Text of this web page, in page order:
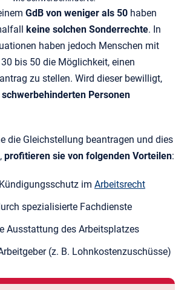
GdB von weniger als 50 haben
keine solchen Sonderrechte. In
haben jedoch Menschen mit
bis 50 die Möglichkeit, einen
zu stellen. Wird dieser bewilligt,
Personen
die Gleichstellung beantragen und dies
profitieren sie von folgenden Vorteilen:
im Arbeitsrecht
spezialisierte Fachdienste
Ausstattung des Arbeitsplatzes
(z. B. Lohnkostenzuschüsse)